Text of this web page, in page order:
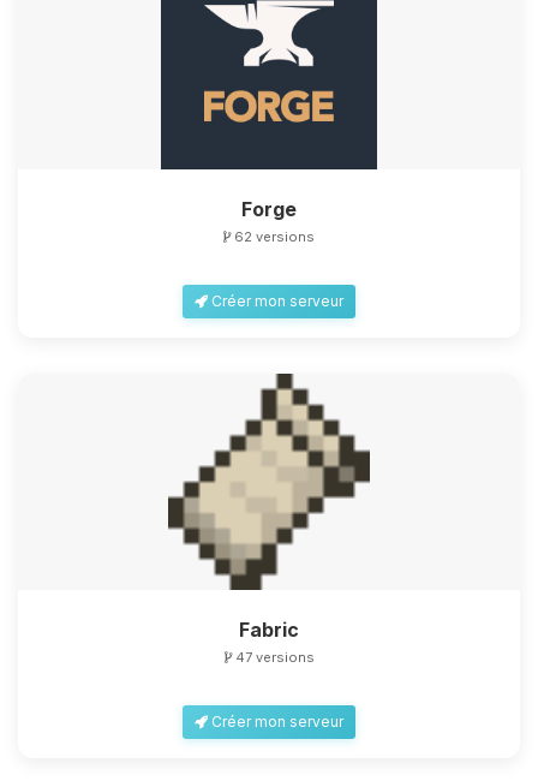
Forge
62 versions
Créer mon serveur
Fabric
47 versions
Créer mon serveur